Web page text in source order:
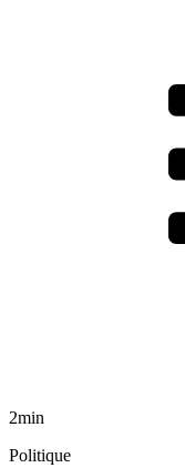
2min
Politique